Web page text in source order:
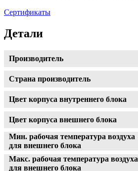
Сертификаты
Детали
Производитель
Страна производитель
Цвет корпуса внутреннего блока
Цвет корпуса внешнего блока
Мин. рабочая температура воздуха
для внешнего блока
Макс. рабочая температура воздуха
для внешнего блока